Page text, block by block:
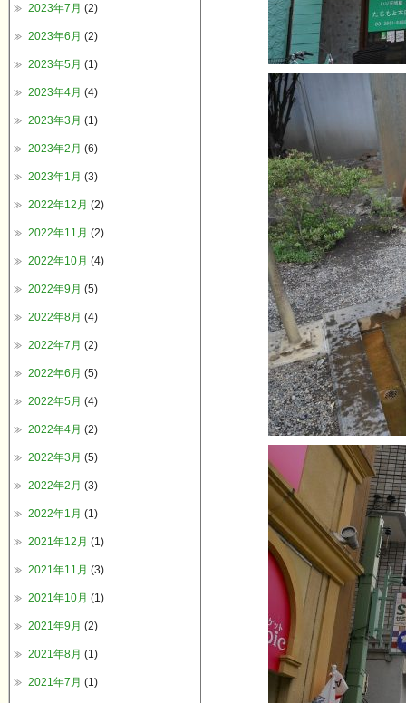
2023年7月 (2)
2023年6月 (2)
2023年5月 (1)
2023年4月 (4)
2023年3月 (1)
2023年2月 (6)
2023年1月 (3)
2022年12月 (2)
2022年11月 (2)
2022年10月 (4)
2022年9月 (5)
2022年8月 (4)
2022年7月 (2)
2022年6月 (5)
2022年5月 (4)
2022年4月 (2)
2022年3月 (5)
2022年2月 (3)
2022年1月 (1)
2021年12月 (1)
2021年11月 (3)
2021年10月 (1)
2021年9月 (2)
2021年8月 (1)
2021年7月 (1)